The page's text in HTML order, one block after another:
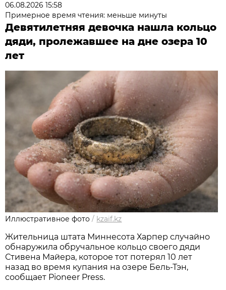
06.08.2026 15:58
Примерное время чтения: меньше минуты
Девятилетняя девочка нашла кольцо
дяди, пролежавшее на дне озера 10
лет
Иллюстративное фото / kzaif.kz
Жительница штата Миннесота Харпер случайно
обнаружила обручальное кольцо своего дяди
Стивена Майера, которое тот потерял 10 лет
назад во время купания на озере Бель-Тэн,
сообщает Pioneer Press.